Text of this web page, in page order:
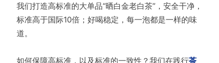
我们打造高标准的大单品“晒白金老白茶”，安全干净，
标准高于国际10倍；好喝稳定，每一泡都是一样的味
道。
如何保障高标准，以及标准的一致性？我们在践行茶